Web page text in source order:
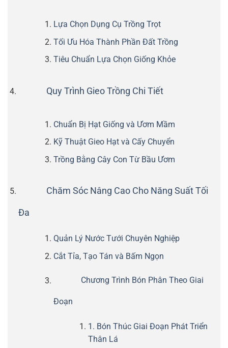
Lựa Chọn Dụng Cụ Trồng Trọt
Tối Ưu Hóa Thành Phần Đất Trồng
Tiêu Chuẩn Lựa Chọn Giống Khỏe
Quy Trình Gieo Trồng Chi Tiết
Chuẩn Bị Hạt Giống và Ươm Mầm
Kỹ Thuật Gieo Hạt và Cấy Chuyển
Trồng Bằng Cây Con Từ Bầu Ươm
Chăm Sóc Nâng Cao Cho Năng Suất Tối
Đa
Quản Lý Nước Tưới Chuyên Nghiệp
Cắt Tỉa, Tạo Tán và Bấm Ngọn
Chương Trình Bón Phân Theo Giai
Đoạn
1. Bón Thúc Giai Đoạn Phát Triển
Thân Lá